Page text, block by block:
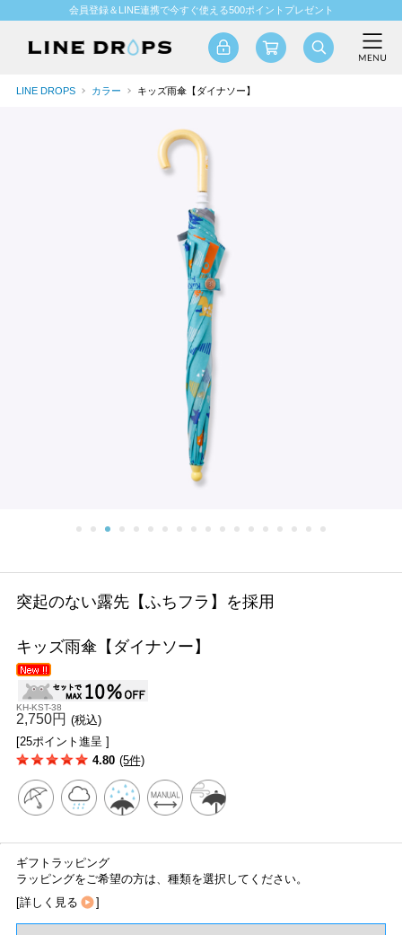
会員登録＆LINE連携で今すぐ使える500ポイントプレゼント
LINE DROPS カラー キッズ雨傘【ダイナソー】
突起のない露先【ふちフラ】を採用
キッズ雨傘【ダイナソー】
KH-KST-38
2,750円 (税込)
[25ポイント進呈 ]
4.80 (5件)
ギフトラッピング
ラッピングをご希望の方は、種類を選択してください。
[詳しく見る ]